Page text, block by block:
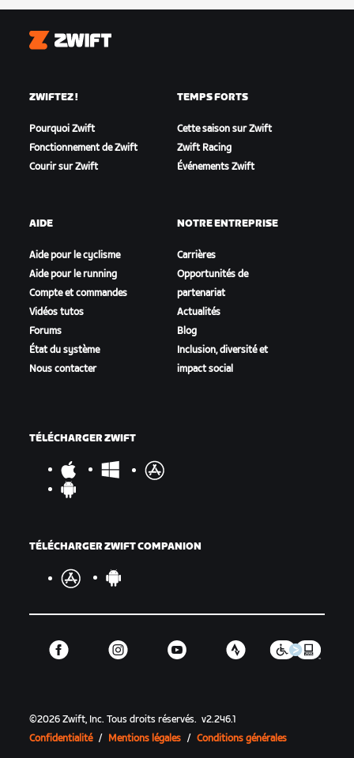
Zwift
ZWIFTEZ !
Pourquoi Zwift
Fonctionnement de Zwift
Courir sur Zwift
TEMPS FORTS
Cette saison sur Zwift
Zwift Racing
Événements Zwift
AIDE
Aide pour le cyclisme
Aide pour le running
Compte et commandes
Vidéos tutos
Forums
État du système
Nous contacter
NOTRE ENTREPRISE
Carrières
Opportunités de
partenariat
Actualités
Blog
Inclusion, diversité et
impact social
TÉLÉCHARGER ZWIFT
TÉLÉCHARGER ZWIFT COMPANION
©2026 Zwift, Inc.Tous droits réservés. v2.246.1
Confidentialité / Mentions légales / Conditions générales